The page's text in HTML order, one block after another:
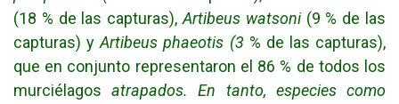
(18 % de las capturas), Artibeus watsoni (9 % de las
capturas) yArtibeus phaeotis (3 % de las capturas),
que en conjunto representaron el 86 % de todos los
murciélagosatrapados. En tanto, especies como